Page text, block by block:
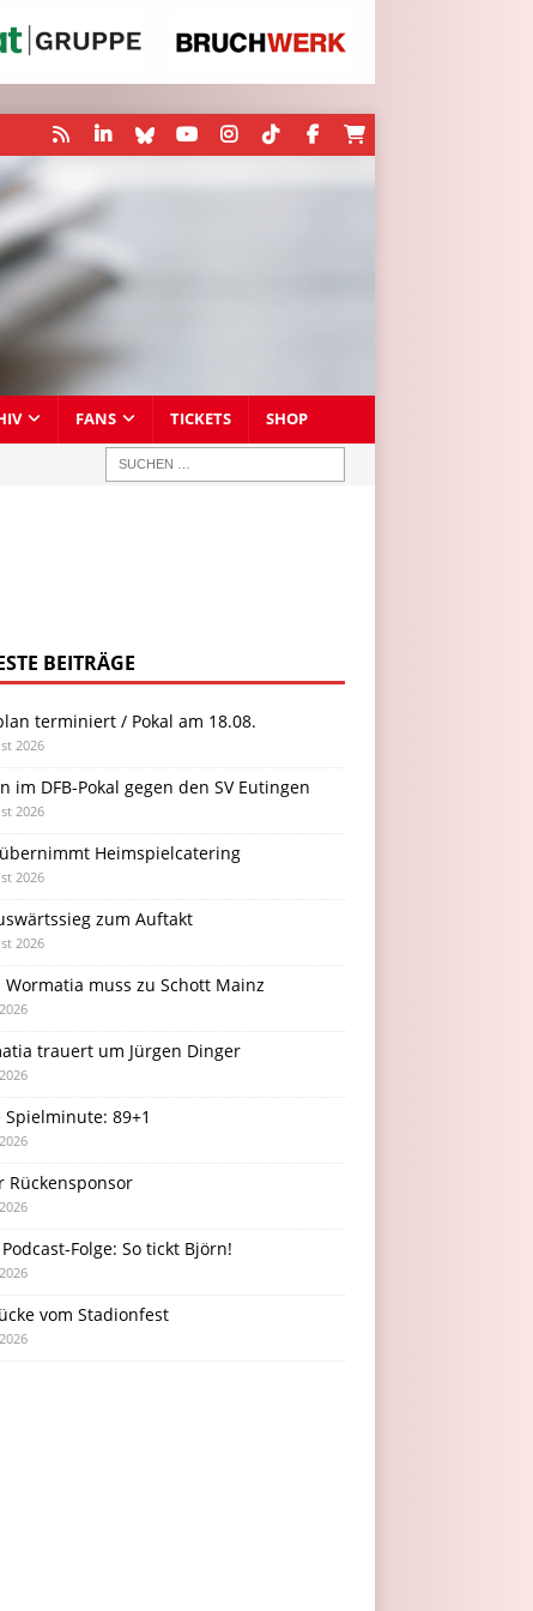
FANS TICKETS SHOP
BEITRÄGE
terminiert / Pokal am 18.08.
2026
im DFB-Pokal gegen den SV Eutingen
2026
Heimspielcatering
2026
zum Auftakt
2026
Wormatia muss zu Schott Mainz
trauert um Jürgen Dinger
Spielminute: 89+1
Rückensponsor
Folge: So tickt Björn!
vom Stadionfest